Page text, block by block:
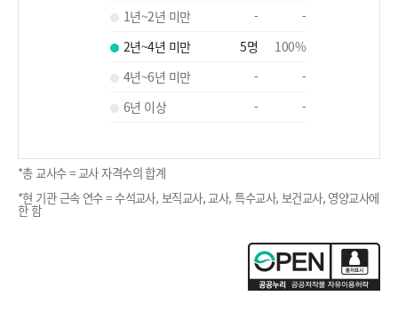
1년~2년 미만
-
-
2년~4년 미만
5명 100%
4년~6년 미만
-
-
6년 이상
- -
*총 교사수 = 교사 자격수의 합계
*현 기관 근속 연수 = 수석교사, 보직교사, 교사, 특수교사, 보건교사, 영양교사에
한 함